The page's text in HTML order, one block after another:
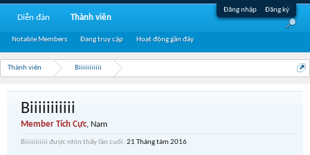
Đăng nhập Đăng ký
Thành viên Biiiiiiiiiii
Biiiiiiiiiii
Member Tích Cực, Nam
Biiiiiiiiiii được nhìn thấy lần cuối: 21 Tháng tám 2016
Diễn đàn Thành viên
Notable Members Đang truy cập Hoạt động gần đây